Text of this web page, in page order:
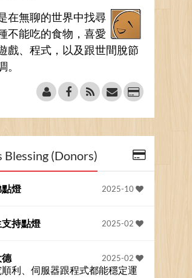
在無聊的世界中找尋
不能吃的食物，喜愛
戲、程式，以及跟世間脫節
。
Blessing (Donors)
2025-10
燈
2025-02
持點燈
2025-02
利、伺服器跟程式都能穩定運